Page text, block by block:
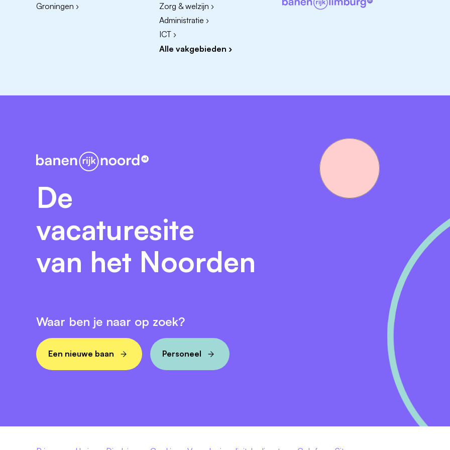
Daarnaast heb je ervaring met:
Azure Kubernetes Service (AKS)
Dit hebben we voor jou in huis.
Een freelance opdracht binnen de internationale technologieorganisatie van Mediahuis.
De kans om mee te bouwen aan het cloudplatform achter toonaangevende digitale
Veel autonomie en ruimte om impact te maken met moderne cloud- en platformtechnologieën.
Een inspirerende samenwerking met ervaren engineers, architecten en securityspecialisten in een
Een hybride opdracht, waarbij je minimaal twee dagen per week samenwerkt vanuit ons kantoor in
Antwerpen.
Philip De Cooman
Mail of app me gerust als je meer wilt weten over deze vacature.
Groningen ›
Zorg & welzijn ›
Administratie ›
ICT ›
Alle vakgebieden ›
De
vacaturesite
van het Noorden
Waar ben je naar op zoek?
Een nieuwe baan Personeel